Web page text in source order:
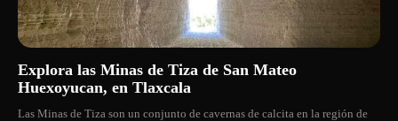
Explora las Minas de Tiza de San Mateo
Huexoyucan, en Tlaxcala
Las Minas de Tiza son un conjunto de cavernas de calcita en la región de